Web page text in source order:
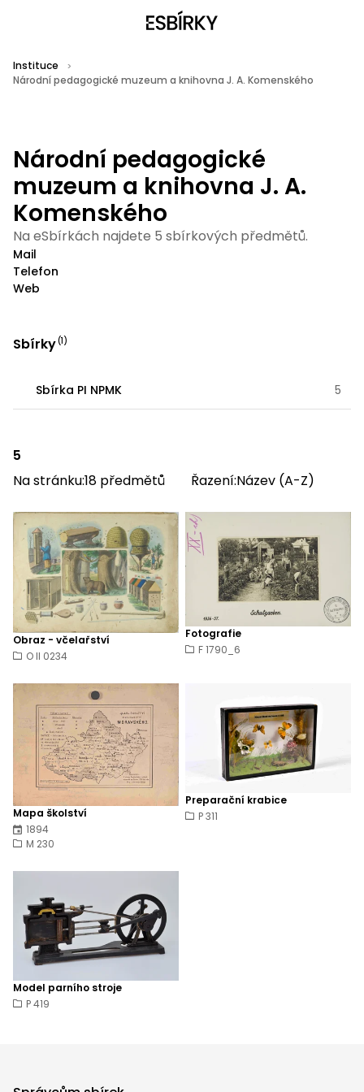
Instituce
Národní pedagogické muzeum a knihovna J. A. Komenského
Národní pedagogické
muzeum a knihovna J. A.
Komenského
Na eSbírkách najdete 5 sbírkových předmětů.
Mail
Telefon
Web
Sbírky(1)
Sbírka PI NPMK 5
5
Na stránku:18 předmětů Řazení:Název (A-Z)
Obraz - včelařství
O II 0234
Fotografie
F 1790_6
Mapa školství
1894
M 230
Preparační krabice
P 311
Model parního stroje
P 419